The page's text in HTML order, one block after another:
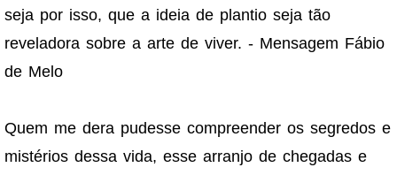
seja por isso, que a ideia de plantio seja tão
reveladora sobre a arte de viver. - Mensagem Fábio
de Melo
Quem me dera pudesse compreender os segredos e
mistérios dessa vida, esse arranjo de chegadas e